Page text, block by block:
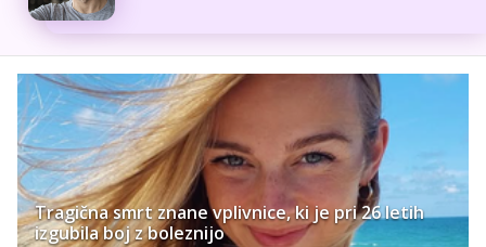
Tragična smrt znane vplivnice, ki je pri 26 letih
izgubila boj z boleznijo